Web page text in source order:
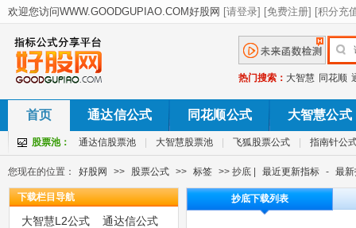
热门搜索： 大智慧 同花顺
首页 通达信公式 同花顺公式 大智慧公式
股票池： 通达信股票池 大智慧股票池 飞狐股票公式 指南针公
您现在的位置： 好股网 >> 股票公式 >> 标签 >> 抄底 | 最近更新指标 - 最
下载栏目导航
大智慧L2公式
通达信公式
抄底下载列表